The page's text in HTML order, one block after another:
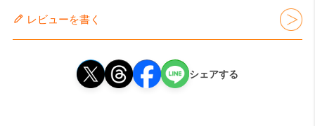
レビューを書く
シェアする